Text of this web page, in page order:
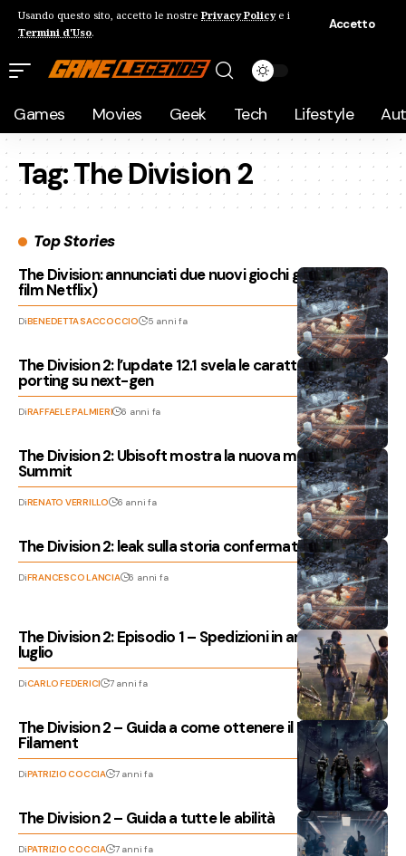
Usando questo sito, accetto le nostre Privacy Policye i
Termini d'Uso.
Accetto
Games Movies Geek Tech Lifestyle
Tag:The Division 2
Top Stories
The Division: annunciati due nuovi giochi gratis (e un
film Netflix)
DiBENEDETTA SACCOCCIO 5 anni fa
The Division 2: l’update 12.1 svela le caratteristiche del
porting su next-gen
DiRAFFAELE PALMIERI 6 anni fa
The Division 2: Ubisoft mostra la nuova modalità The
Summit
DiRENATO VERRILLO 6 anni fa
The Division 2: leak sulla storia confermati da Ubisoft
DiFRANCESCO LANCIA 6 anni fa
The Division 2: Episodio 1 – Spedizioni in arrivo il 23
luglio
DiCARLO FEDERICI 7 anni fa
The Division 2 – Guida a come ottenere il Printer
Filament
DiPATRIZIO COCCIA 7 anni fa
The Division 2 – Guida a tutte le abilità
DiPATRIZIO COCCIA 7 anni fa